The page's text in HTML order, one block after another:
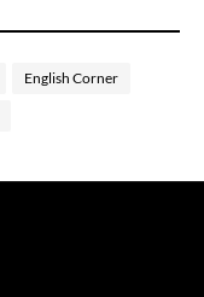
English Corner